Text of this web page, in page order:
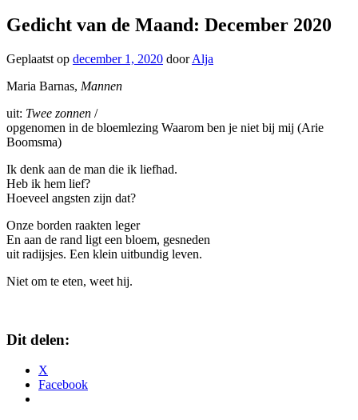
Gedicht van de Maand: December 2020
Geplaatst op december 1, 2020 doorAlja
Maria Barnas, Mannen
uit: Twee zonnen /
opgenomen in de bloemlezing Waarom ben je niet bij mij (Arie
Boomsma)
Ik denk aan de man die ik liefhad.
Heb ik hem lief?
Hoeveel angsten zijn dat?
Onze borden raakten leger
En aan de rand ligt een bloem, gesneden
uit radijsjes. Een klein uitbundig leven.
Niet om te eten, weet hij.
Dit delen:
X
Facebook